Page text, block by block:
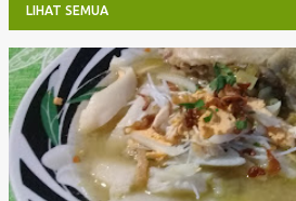
LIHAT SEMUA
P
o
s
t